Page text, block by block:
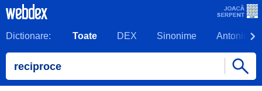
Dictionare: Toate DEX Sinonime Antonime